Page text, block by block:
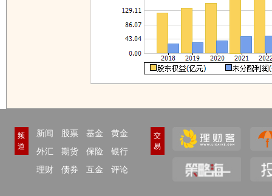
频
道
新闻 股票 基金
黄金
外汇
期货 保险
银行
理财
债券 互金 评论
交
易